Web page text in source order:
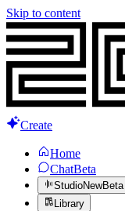
Skip to content
Create
Home
ChatBeta
StudioNewBeta
Library